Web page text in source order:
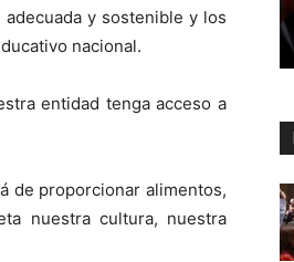
y sostenible y los
nacional.
entidad tenga acceso a
de proporcionar alimentos,
nuestra cultura, nuestra